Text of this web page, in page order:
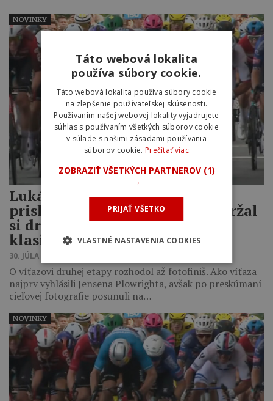
Lukáš Kubiš začal šprintovať
priskoro a finišoval desiaty, udržal
si druhé miesto v celkovej
klasifikácii Okolo Dánska
30. JÚLA 2026 18:25
O víťazovi druhej etapy rozhodol až fotofiniš. Ako víťaza
najprv vyhlásili Jensena Plowrighta, avšak po preskúmaní
cieľovej fotografie posunuli na…
NOVINKY
NOVINKY
Táto webová lokalita
používa súbory cookie.
Táto webová lokalita používa súbory cookie
na zlepšenie používateľskej skúsenosti.
Používaním našej webovej lokality vyjadrujete
súhlas s používaním všetkých súborov cookie
v súlade s našimi zásadami používania
súborov cookie. Prečítať viac
ZOBRAZIŤ VŠETKÝCH PARTNEROV (1)
→
PRIJAŤ VŠETKO
VLASTNÉ NASTAVENIA COOKIES